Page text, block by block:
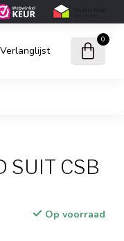
Verlanglijst
0
SUIT CSB
Op voorraad